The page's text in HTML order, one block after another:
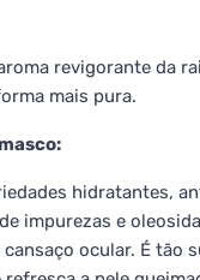
revigorante da
mais pura.
hidratantes,
impurezas e
ocular. É tão